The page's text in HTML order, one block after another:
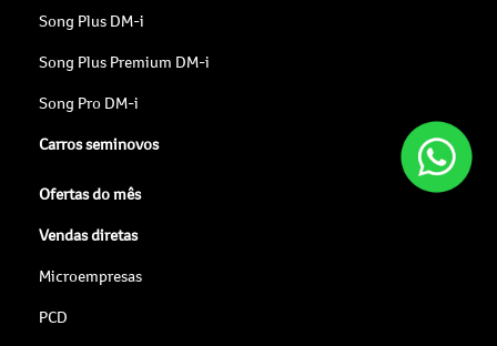
Song Plus DM-i
Song Plus Premium DM-i
Song Pro DM-i
Carros seminovos
Ofertas do mês
Vendas diretas
Microempresas
PCD